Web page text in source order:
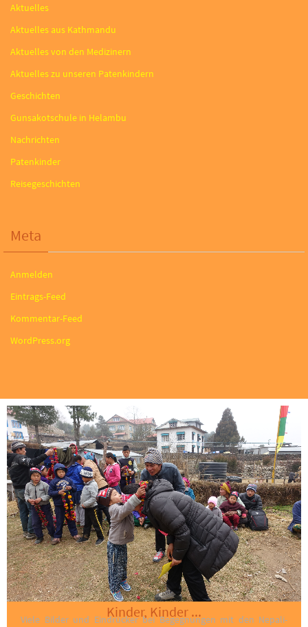
Aktuelles
Aktuelles aus Kathmandu
Aktuelles von den Medizinern
Aktuelles zu unseren Patenkindern
Geschichten
Gunsakotschule in Helambu
Nachrichten
Patenkinder
Reisegeschichten
Meta
Anmelden
Eintrags-Feed
Kommentar-Feed
WordPress.org
Kinder, Kinder ...
Viele Bilder und Eindrücker bei Begegnungen mit den Nepali-